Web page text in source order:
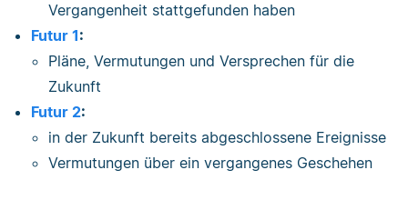
Vergangenheit stattgefunden haben
Futur 1:
Pläne, Vermutungen und Versprechen für die
Zukunft
Futur 2:
in der Zukunft bereits abgeschlossene Ereignisse
Vermutungen über ein vergangenes Geschehen